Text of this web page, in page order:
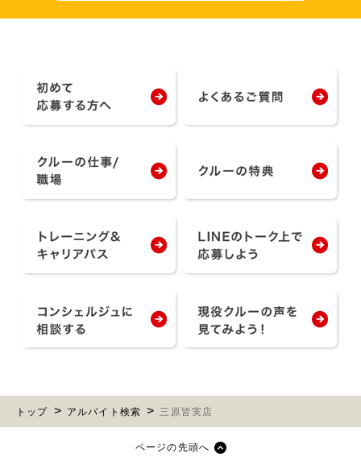
トップ アルバイト検索 三原皆実店
ページの先頭へ